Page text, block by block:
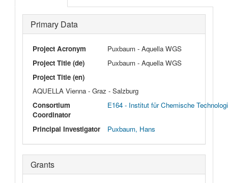
Primary Data
Project Acronym
Puxbaum - Aquella WGS
Project Title (de)
Puxbaum - Aquella WGS
Project Title (en)
AQUELLA Vienna - Graz - Salzburg
Consortium
Coordinator
E164 - Institut für Chemische
Principal Investigator Puxbaum, Hans
Grants